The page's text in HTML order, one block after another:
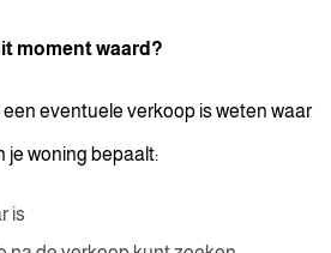
moment waard?
eventuele verkoop is weten waar
je woning bepaalt:
is